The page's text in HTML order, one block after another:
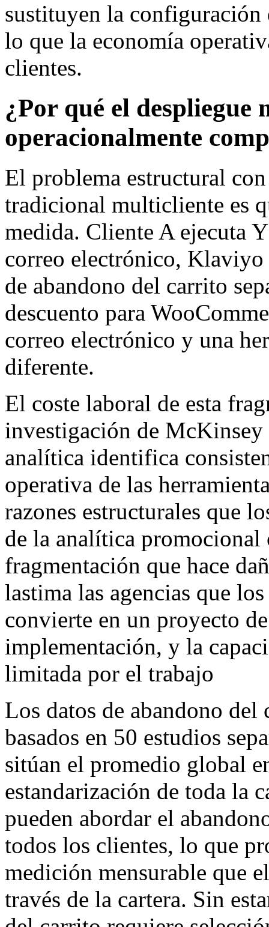
sustituyen la
lo que la economía
clientes.
¿Por qué el despliegue
operacionalmente
El problema estructural
tradicional multicliente es
medida. Cliente A ejecuta
correo electrónico,
de abandono del carrito
descuento para
correo electrónico y una
diferente.
El coste laboral de esta
investigación de
analítica identifica
operativa de las
razones estructurales que
de la analítica
fragmentación que hace
lastima las agencias que
convierte en un proyecto
implementación, y la
limitada por el trabajo
Los datos de abandono
basados en 50 estudios
sitúan el promedio global
estandarización de toda la
pueden abordar el
todos los clientes, lo que
medición mensurable que
través de la cartera. Sin